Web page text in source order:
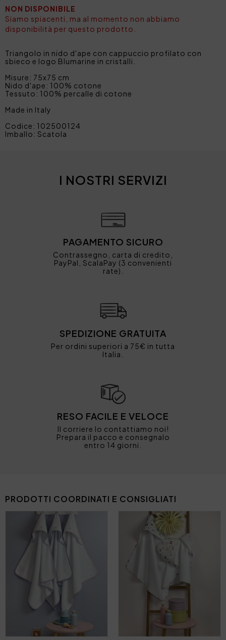
NON DISPONIBILE
Siamo spiacenti, ma al momento non abbiamo
disponibilità per questo prodotto.
Triangolo in nido d'ape con cappuccio profilato con
sbieco e logo Blumarine in cristalli.
Misure: 75x75 cm
Nido d'ape: 100% cotone
Tessuto: 100% percalle di cotone
Made in Italy
Codice: 102500124
Imballo: Scatola
I NOSTRI SERVIZI
PAGAMENTO SICURO
Contrassegno, carta di credito,
PayPal, ScalaPay (3 convenienti
rate).
SPEDIZIONE GRATUITA
Per ordini superiori a 75€ in tutta
Italia.
RESO FACILE E VELOCE
Il corriere lo contattiamo noi!
Prepara il pacco e consegnalo
entro 14 giorni.
PRODOTTI COORDINATI E CONSIGLIATI